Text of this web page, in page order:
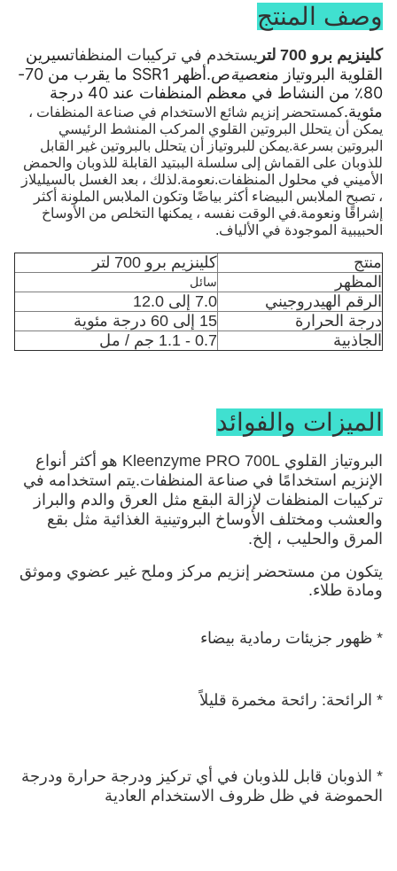
وصف المنتج
كلينزيم برو 700 لتر يستخدم في تركيبات المنظفاتسيرين
القلوية البروتياز منعصية
ص.أظهر SSR1 ما يقرب من 70-
80٪ من النشاط في معظم المنظفات عند 40 درجة
مئوية.كمستحضر إنزيم شائع الاستخدام في صناعة المنظفات ،
يمكن أن يتحلل البروتين القلوي المركب المنشط الرئيسي
البروتين بسرعة.يمكن للبروتياز أن يتحلل بالبروتين غير القابل
للذوبان على القماش إلى سلسلة الببتيد القابلة للذوبان والحمض
الأميني في محلول المنظفات.نعومة.لذلك ، بعد الغسل بالسيليلاز
، تصبح الملابس البيضاء أكثر بياضًا وتكون الملابس الملونة أكثر
إشراقًا ونعومة.في الوقت نفسه ، يمكنها التخلص من الأوساخ
الحبيبية الموجودة في الألياف.
منتج
كلينزيم برو 700 لتر
المظهر
سائل
الرقم الهيدروجيني
7.0 إلى 12.0
درجة الحرارة
15 إلى 60 درجة مئوية
الجاذبية
0.7 - 1.1 جم / مل
الميزات والفوائد
المرق والحليب ، إلخ.
ومادة طلاء.
* ظهور جزيئات رمادية بيضاء
* الرائحة: رائحة مخمرة قليلاً
الحموضة في ظل ظروف الاستخدام العادية